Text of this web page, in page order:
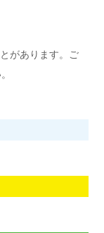
があります。ご